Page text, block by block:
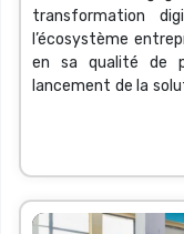
RIPOST »
transformation
l’écosystème
en sa qualité de
lancement de la